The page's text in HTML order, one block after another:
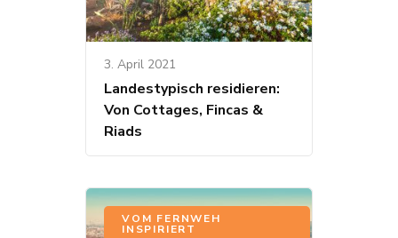
3. April 2021
Landestypisch residieren:
Von Cottages, Fincas &
Riads
VOM FERNWEH
INSPIRIERT